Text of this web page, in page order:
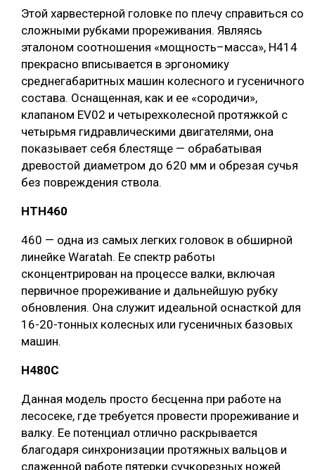
Этой харвестерной головке по плечу справиться со
сложными рубками прореживания. Являясь
эталоном соотношения «мощность–масса», H414
прекрасно вписывается в эргономику
среднегабаритных машин колесного и гусеничного
состава. Оснащенная, как и ее «сородичи»,
клапаном EV02 и четырехколесной протяжкой с
четырьмя гидравлическими двигателями, она
показывает себя блестяще — обрабатывая
древостой диаметром до 620 мм и обрезая сучья
без повреждения ствола.
НТH460
460 — одна из самых легких головок в обширной
линейке Waratah. Ее спектр работы
сконцентрирован на процессе валки, включая
первичное прореживание и дальнейшую рубку
обновления. Она служит идеальной оснасткой для
16-20-тонных колесных или гусеничных базовых
машин.
H480С
Данная модель просто бесценна при работе на
лесосеке, где требуется провести прореживание и
валку. Ее потенциал отлично раскрывается
благодаря синхронизации протяжных вальцов и
слаженной работе пятерки сучкорезных ножей.